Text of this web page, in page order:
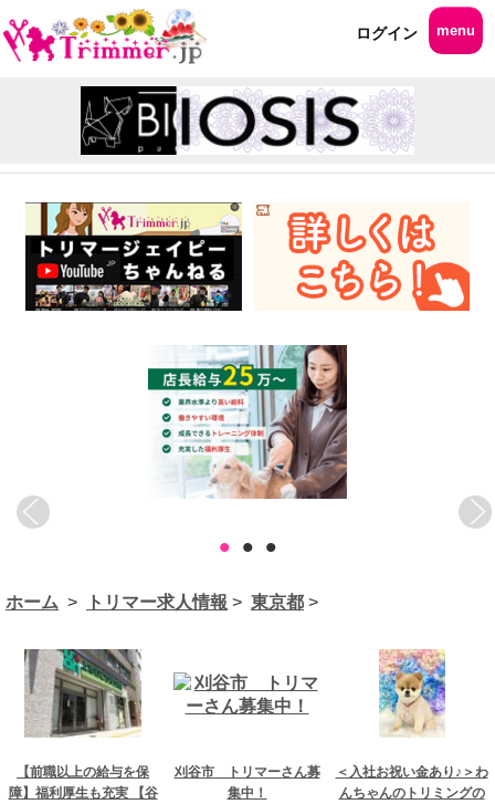
ログイン menu
• • •
ホーム > トリマー求人情報 > 東京都 >
【前職以上の給与を保
障】福利厚生も充実 【谷
刈谷市 トリマーさん募
集中！
＜入社お祝い金あり♪＞わ
んちゃんのトリミングの